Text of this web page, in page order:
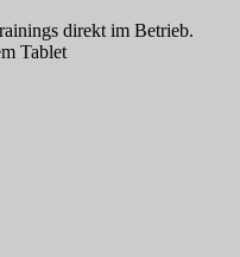
direkt im Betrieb.
Tablet